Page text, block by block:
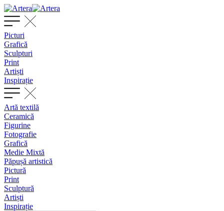
Picturi
Grafică
Sculpturi
Print
Artiști
Inspirație
Artă textilă
Ceramică
Figurine
Fotografie
Grafică
Medie Mixtă
Păpușă artistică
Pictură
Print
Sculptură
Artiști
Inspirație